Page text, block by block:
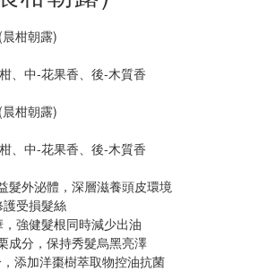
柑朝露)
、中-花果香、後-木質香
柑朝露)
、中-花果香、後-木質香
髮外泌體，深層滋養頭皮環境
受損髮絲
強健髮根同時減少出油
成分，保持秀髮烏黑亮澤
添加洋棗樹萃取物控油抗菌